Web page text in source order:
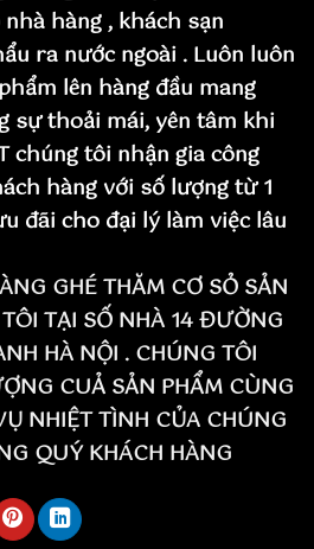
hàng , khách sạn
ra nước ngoài . Luôn luôn
lên hàng đầu mang
sự thoải mái, yên tâm khi
chúng tôi nhận gia công
hàng với số lượng từ 1
đãi cho đại lý làm việc lâu
GHÉ THĂM CƠ SỎ SẢN
TẠI SỐ NHÀ 14 ĐƯỜNG
HÀ NỘI . CHÚNG TÔI
CUẢ SẢN PHẨM CÙNG
NHIỆT TÌNH CỦA CHÚNG
QUÝ KHÁCH HÀNG